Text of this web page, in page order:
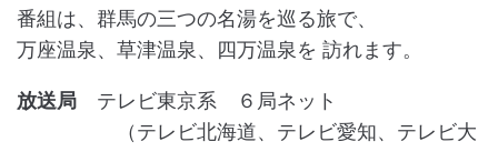
番組は、群馬の三つの名湯を巡る旅で、
万座温泉、草津温泉、四万温泉を 訪れます。
放送局 テレビ東京系 ６局ネット
（テレビ北海道、テレビ愛知、テレビ大